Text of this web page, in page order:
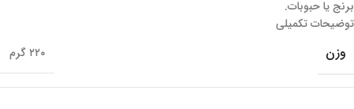
برنج یا حبوبات.
توضیحات تکمیلی
وزن ۲۲۰ گرم